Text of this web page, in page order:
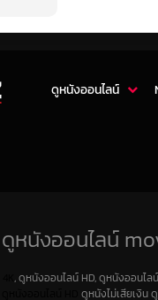
ดูหนังออนไลน์
ดูหนังออนไลน์
, ดูหนังออนไลน์ HD, ดูหนังออนไ
ดูหนังไม่เสียเงิน